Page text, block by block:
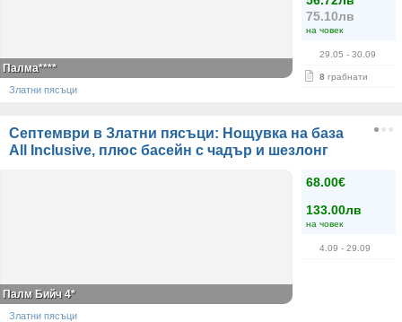
75.10лв
на човек
29.05 - 30.09
8 грабнати
Палма****
Златни пясъци
Септември в Златни пясъци: Нощувка на база
All Inclusive, плюс басейн с чадър и шезлонг
68.00€
133.00лв
на човек
4.09 - 29.09
Палм Бийч 4*
Златни пясъци